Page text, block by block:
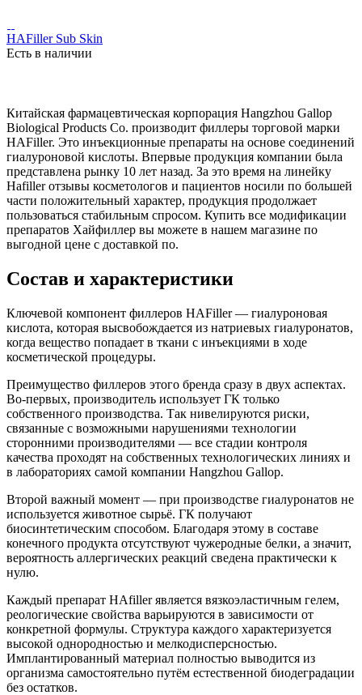
HAFiller Sub Skin
Есть в наличии
Китайская фармацевтическая корпорация Hangzhou Gallop
Biological Products Co. производит филлеры торговой марки
HAFiller. Это инъекционные препараты на основе соединений
гиалуроновой кислоты. Впервые продукция компании была
представлена рынку 10 лет назад. За это время на линейку
Hafiller отзывы косметологов и пациентов носили по большей
части положительный характер, продукция продолжает
пользоваться стабильным спросом. Купить все модификации
препаратов Хайфиллер вы можете в нашем магазине по
выгодной цене с доставкой по.
Состав и характеристики
Ключевой компонент филлеров HAFiller — гиалуроновая
кислота, которая высвобождается из натриевых гиалуронатов,
когда вещество попадает в ткани с инъекциями в ходе
косметической процедуры.
Преимущество филлеров этого бренда сразу в двух аспектах.
Во-первых, производитель использует ГК только
собственного производства. Так нивелируются риски,
связанные с возможными нарушениями технологии
сторонними производителями — все стадии контроля
качества проходят на собственных технологических линиях и
в лабораториях самой компании Hangzhou Gallop.
Второй важный момент — при производстве гиалуронатов не
используется животное сырьё. ГК получают
биосинтетическим способом. Благодаря этому в составе
конечного продукта отсутствуют чужеродные белки, а значит,
вероятность аллергических реакций сведена практически к
нулю.
Каждый препарат HAfiller является вязкоэластичным гелем,
реологические свойства варьируются в зависимости от
конкретной формулы. Структура каждого характеризуется
высокой однородностью и мелкодисперсностью.
Имплантированный материал полностью выводится из
организма самостоятельно путём естественной биодеградации
без остатков.